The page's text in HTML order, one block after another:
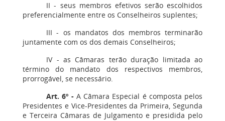
II - seus membros efetivos serão escolhidos
preferencialmente entre os Conselheiros suplentes;
III - os mandatos dos membros terminarão
juntamente com os dos demais Conselheiros;
IV - as Câmaras terão duração limitada ao
término do mandato dos respectivos membros,
prorrogável, se necessário.
Art. 6º - A Câmara Especial é composta pelos
Presidentes e Vice-Presidentes da Primeira, Segunda
e Terceira Câmaras de Julgamento e presidida pelo